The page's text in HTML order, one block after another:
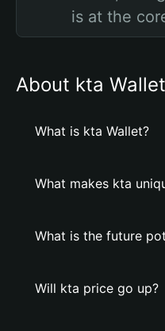
is at the
About kta Wallet
What is kta Wallet?
What makes kta
What is the future
Will kta price go up?